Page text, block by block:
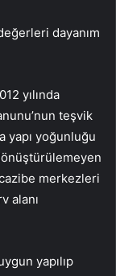
dayanım
yılında
teşvik
yapı yoğunluğu
merkezleri
alanı
yapılıp